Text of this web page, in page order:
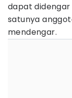
dapat
satunya
mendengar.